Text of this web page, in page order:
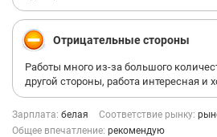
Отрицательные стороны
Работы много из-за большого
другой стороны, работа интересная и
Зарплата: белая Соответствие рынку:
Общее впечатление: рекомендую